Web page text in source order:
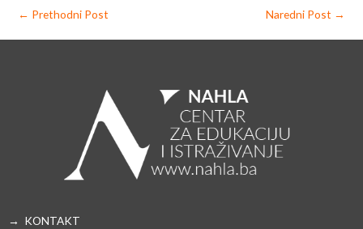
← Prethodni Post Naredni Post →
→ KONTAKT